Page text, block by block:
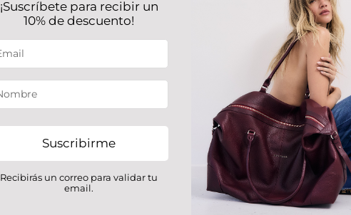
¡Suscríbete para recibir un
10% de descuento!
Suscribirme
Recibirás un correo para validar tu
email.